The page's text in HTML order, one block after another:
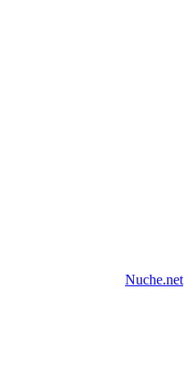
Nuche.net